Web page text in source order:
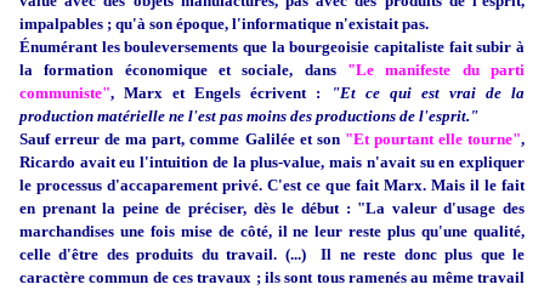
impalpables ; qu'à son époque, l'informatique n'existait pas.
Énumérant les bouleversements que la bourgeoisie capitaliste fait subir à
la formation économique et sociale, dans "Le manifeste du parti
communiste", Marx et Engels écrivent :
"Et ce qui est vrai de la
production matérielle ne l'est pas moins des productions de l'esprit."
Sauf erreur de ma part, comme Galilée et son "Et pourtant elle tourne",
Ricardo avait eu l'intuition de la plus-value, mais n'avait su en expliquer
le processus d'accaparement privé. C'est ce que fait Marx. Mais il le fait
en prenant la peine de préciser, dès le début : "La valeur d'usage des
marchandises une fois mise de côté, il ne leur reste plus qu'une qualité,
celle d'être des produits du travail. (...) Il ne reste donc plus que le
caractère commun de ces travaux ; ils sont tous ramenés au même travail